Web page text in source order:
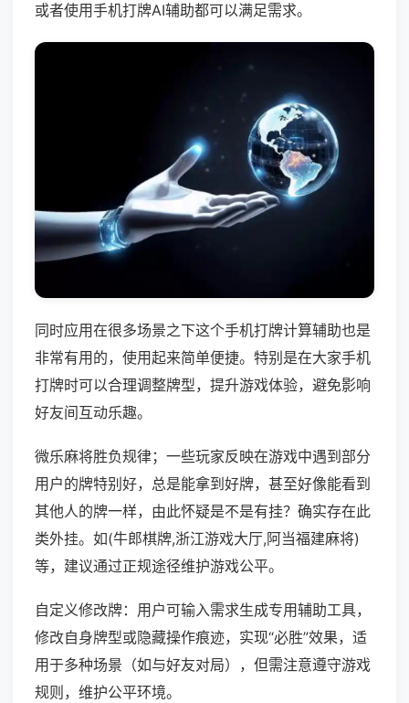
或者使用手机打牌AI辅助都可以满足需求。
同时应用在很多场景之下这个手机打牌计算辅助也是
非常有用的，使用起来简单便捷。特别是在大家手机
打牌时可以合理调整牌型，提升游戏体验，避免影响
好友间互动乐趣。
微乐麻将胜负规律；一些玩家反映在游戏中遇到部分
用户的牌特别好，总是能拿到好牌，甚至好像能看到
其他人的牌一样，由此怀疑是不是有挂？确实存在此
类外挂。如(牛郎棋牌,浙江游戏大厅,阿当福建麻将)
等，建议通过正规途径维护游戏公平。
自定义修改牌：用户可输入需求生成专用辅助工具，
修改自身牌型或隐藏操作痕迹，实现“必胜”效果，适
用于多种场景（如与好友对局），但需注意遵守游戏
规则，维护公平环境。